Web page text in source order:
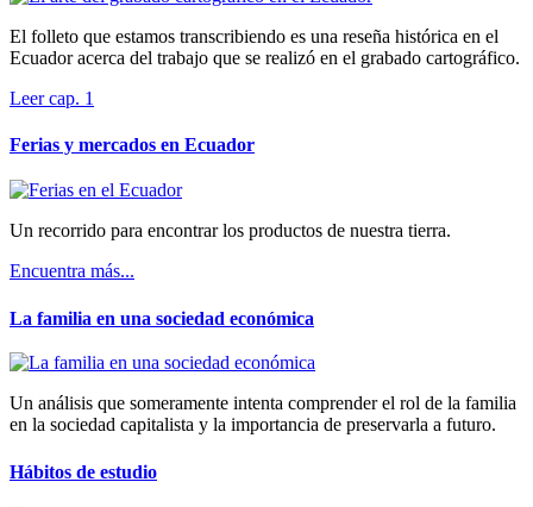
El folleto que estamos transcribiendo es una reseña histórica en el
Ecuador acerca del trabajo que se realizó en el grabado cartográfico.
Leer cap. 1
Ferias y mercados en Ecuador
Un recorrido para encontrar los productos de nuestra tierra.
Encuentra más...
La familia en una sociedad económica
Un análisis que someramente intenta comprender el rol de la familia
en la sociedad capitalista y la importancia de preservarla a futuro.
Hábitos de estudio